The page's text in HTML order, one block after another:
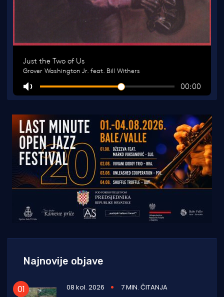
Najnovije objave
08 kol. 2026
7 MIN. ČITANJA